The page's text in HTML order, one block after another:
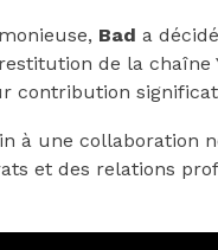
Bad a
de la chaîne
contribution
à une collaboration
et des relations